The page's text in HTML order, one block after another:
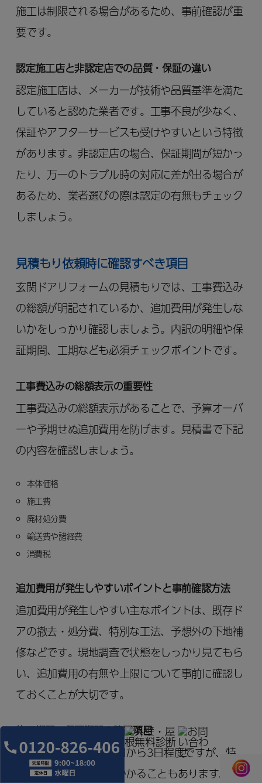
施工は制限される場合があるため、事前確認が重
要です。
認定施工店と非認定店での品質・保証の違い
認定施工店は、メーカーが技術や品質基準を満た
していると認めた業者です。工事不良が少なく、
保証やアフターサービスも受けやすいという特徴
があります。非認定店の場合、保証期間が短かっ
たり、万一のトラブル時の対応に差が出る場合が
あるため、業者選びの際は認定の有無もチェック
しましょう。
見積もり依頼時に確認すべき項目
玄関ドアリフォームの見積もりでは、工事費込み
の総額が明記されているか、追加費用が発生しな
いかをしっかり確認しましょう。内訳の明細や保
証期間、工期なども必須チェックポイントです。
工事費込みの総額表示の重要性
工事費込みの総額表示があることで、予算オーバ
ーや予期せぬ追加費用を防げます。見積書で下記
の内容を確認しましょう。
本体価格
施工費
廃材処分費
輸送費や諸経費
消費税
追加費用が発生しやすいポイントと事前確認方法
追加費用が発生しやすい主なポイントは、既存ド
アの撤去・処分費、特別な工法、予想外の下地補
修などです。現地調査で状態をしっかり見てもら
い、追加費用の有無や上限について事前に確認し
ておくことが大切です。
施工期間・保証期間の確認項目
施工期間は一般的に1日から3日程度ですが、特
殊な場合は1週間以上かかることもあります。保